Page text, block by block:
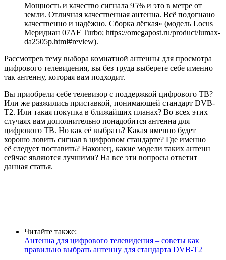
Мощность и качество сигнала 95% и это в метре от
земли. Отличная качественная антенна. Всё подогнано
качественно и надёжно. Сборка лёгкая» (модель Locus
Меридиан 07AF Turbo; https://omegapost.ru/product/lumax-
da2505p.html#review).
Рассмотрев тему выбора комнатной антенны для просмотра
цифрового телевидения, вы без труда выберете себе именно
так антенну, которая вам подходит.
Вы приобрели себе телевизор с поддержкой цифрового ТВ?
Или же разжились приставкой, понимающей стандарт DVB-
T2. Или такая покупка в ближайших планах? Во всех этих
случаях вам дополнительно понадобится антенна для
цифрового ТВ. Но как её выбрать? Какая именно будет
хорошо ловить сигнал в цифровом стандарте? Где именно
её следует поставить? Наконец, какие модели таких антенн
сейчас являются лучшими? На все эти вопросы ответит
данная статья.
Читайте также:
Антенна для цифрового телевидения – советы как
правильно выбрать антенну для стандарта DVB-T2